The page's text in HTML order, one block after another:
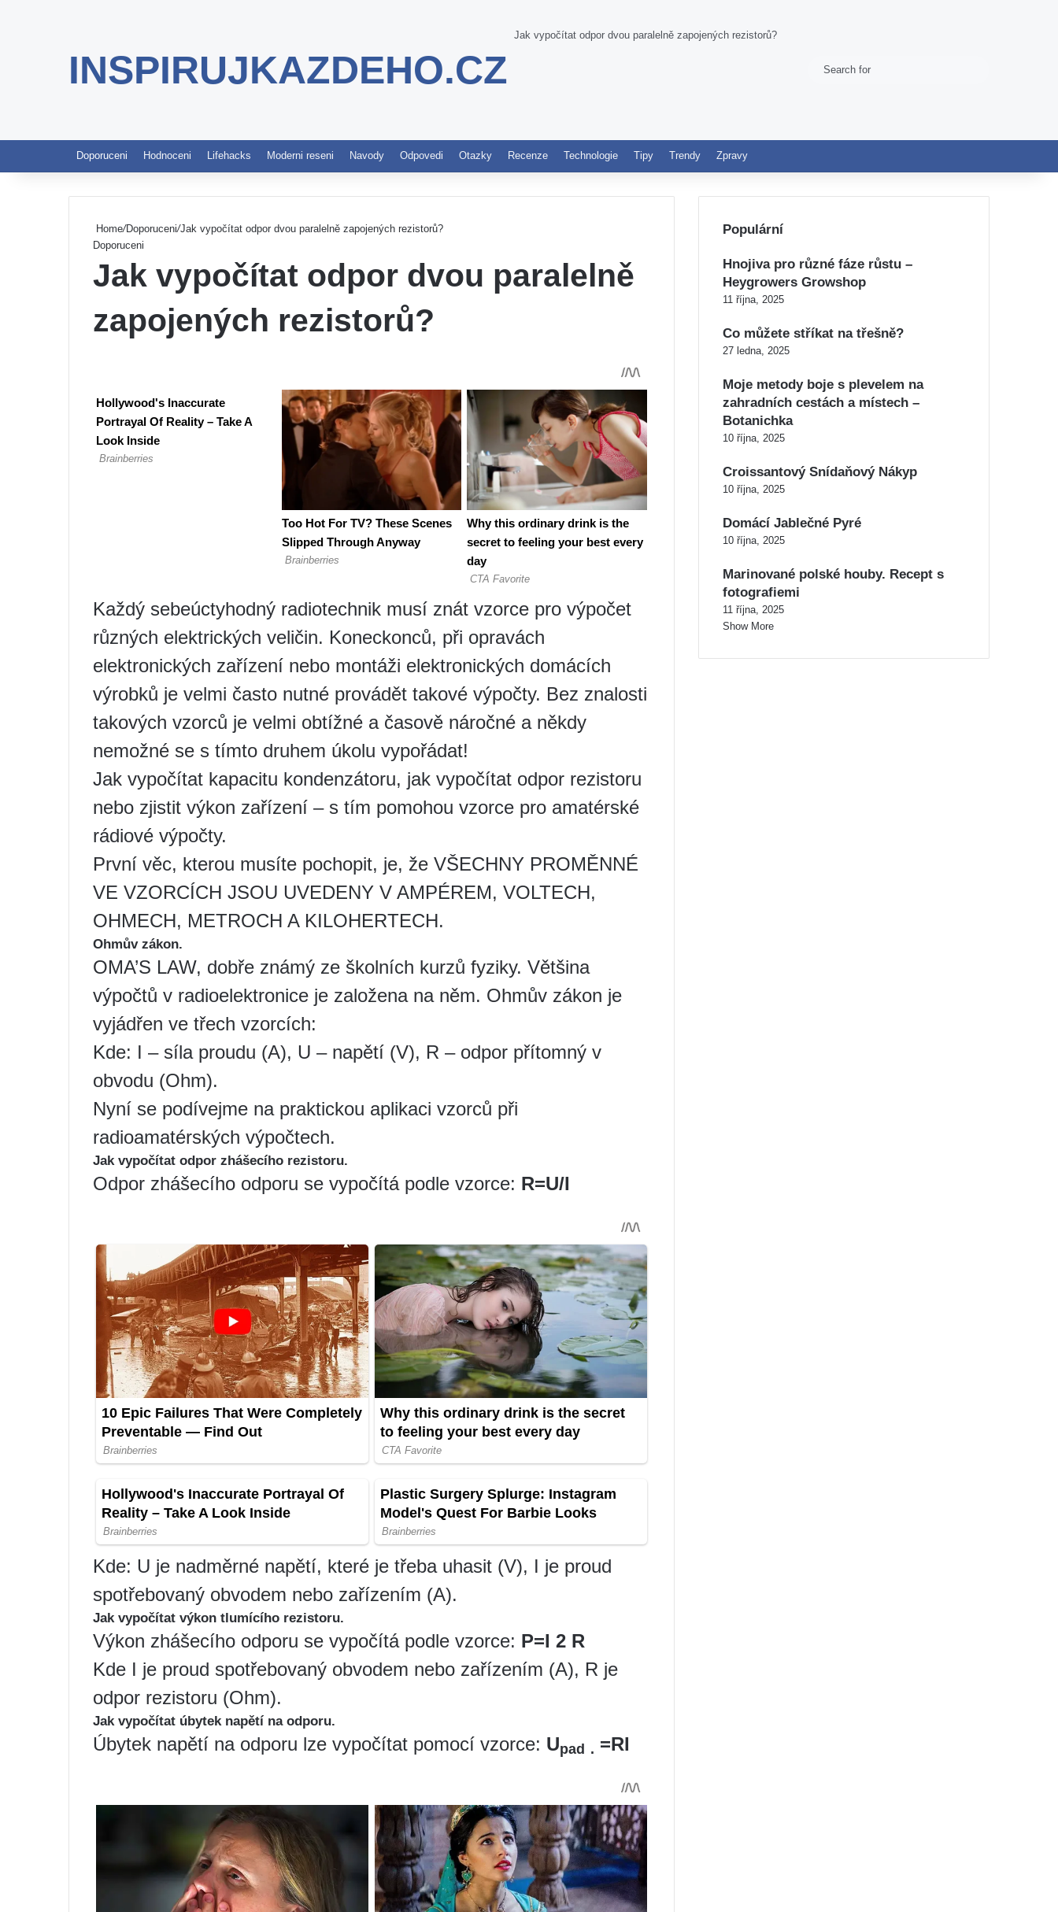
INSPIRUJKAZDEHO.CZ
Jak vypočítat odpor dvou paralelně zapojených rezistorů?
Switch skin
Doporuceni Hodnoceni Lifehacks Moderni reseni Navody Odpovedi Otazky Recenze Technologie Tipy Trendy Zpravy
Home/Doporuceni/Jak vypočítat odpor dvou paralelně zapojených rezistorů?
Doporuceni
Jak vypočítat odpor dvou paralelně
zapojených rezistorů?
Každý sebeúctyhodný radiotechnik musí znát vzorce pro výpočet
různých elektrických veličin. Koneckonců, při opravách
elektronických zařízení nebo montáži elektronických domácích
výrobků je velmi často nutné provádět takové výpočty. Bez znalosti
takových vzorců je velmi obtížné a časově náročné a někdy
nemožné se s tímto druhem úkolu vypořádat!
Jak vypočítat kapacitu kondenzátoru, jak vypočítat odpor rezistoru
nebo zjistit výkon zařízení – s tím pomohou vzorce pro amatérské
rádiové výpočty.
První věc, kterou musíte pochopit, je, že VŠECHNY PROMĚNNÉ
VE VZORCÍCH JSOU UVEDENY V AMPÉREM, VOLTECH,
OHMECH, METROCH A KILOHERTECH.
Ohmův zákon.
OMA’S LAW, dobře známý ze školních kurzů fyziky. Většina
výpočtů v radioelektronice je založena na něm. Ohmův zákon je
vyjádřen ve třech vzorcích:
Kde: I – síla proudu (A), U – napětí (V), R – odpor přítomný v
obvodu (Ohm).
Nyní se podívejme na praktickou aplikaci vzorců při
radioamatérských výpočtech.
Jak vypočítat odpor zhášecího rezistoru.
Odpor zhášecího odporu se vypočítá podle vzorce: R=U/I
Kde: U je nadměrné napětí, které je třeba uhasit (V), I je proud
spotřebovaný obvodem nebo zařízením (A).
Jak vypočítat výkon tlumícího rezistoru.
Výkon zhášecího odporu se vypočítá podle vzorce: P=I 2 R
Kde I je proud spotřebovaný obvodem nebo zařízením (A), R je
odpor rezistoru (Ohm).
Jak vypočítat úbytek napětí na odporu.
Úbytek napětí na odporu lze vypočítat pomocí vzorce: Upad . =RI
Populární
Hnojiva pro různé fáze růstu –
Heygrowers Growshop
11 října, 2025
Co můžete stříkat na třešně?
27 ledna, 2025
Moje metody boje s plevelem na
zahradních cestách a místech –
Botanichka
10 října, 2025
Croissantový Snídaňový Nákyp
10 října, 2025
Domácí Jablečné Pyré
10 října, 2025
Marinované polské houby. Recept s
fotografiemi
11 října, 2025
Show More